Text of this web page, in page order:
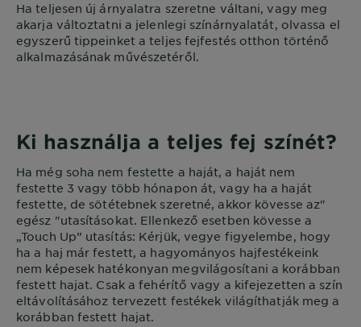
Ha teljesen új árnyalatra szeretne váltani, vagy meg
akarja változtatni a jelenlegi színárnyalatát, olvassa el
egyszerű tippeinket a teljes fejfestés otthon történő
alkalmazásának művészetéről.
Ki használja a teljes fej színét?
Ha még soha nem festette a haját, a haját nem
festette 3 vagy több hónapon át, vagy ha a haját
festette, de sötétebnek szeretné, akkor kövesse az"
egész "utasításokat. Ellenkező esetben kövesse a
„Touch Up” utasítás: Kérjük, vegye figyelembe, hogy
ha a haj már festett, a hagyományos hajfestékeink
nem képesek hatékonyan megvilágosítani a korábban
festett hajat. Csak a fehérítő vagy a kifejezetten a szín
eltávolításához tervezett festékek világíthatják meg a
korábban festett hajat.